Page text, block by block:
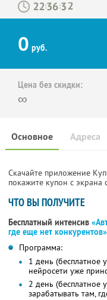
: :
0 руб.
Цена без скидки:
∞
Основное Адреса
Скачайте приложение
покажите купон с
ЧТО ВЫ ПОЛУЧИТЕ
Бесплатный интенсив
где еще нет конкурентов»
Программа:
1 день (бесплатное
нейросети уже
2 день (бесплатное
зарабатывать там,